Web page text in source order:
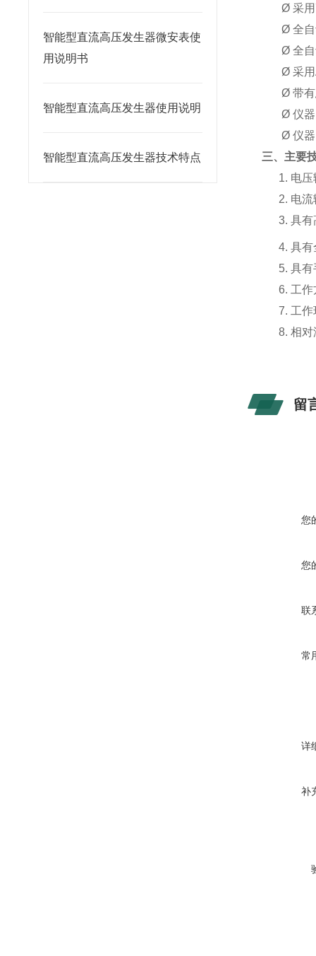
智能型直流高压发生器微安表使
用说明书
智能型直流高压发生器使用说明
智能型直流高压发生器技术特点
Ø采用
Ø全
Ø全
Ø采用
Ø带
Ø仪
Ø仪
三、主要
1. 电压
2. 电流
3.具有
4.具有
5.具有
6. 工作
7. 工作
8.相对
留
您
您
联
常
详
补